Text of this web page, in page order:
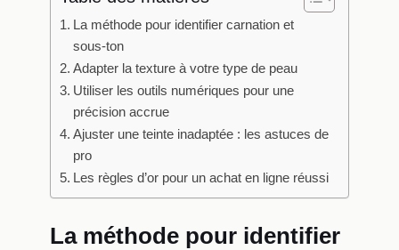
La méthode pour identifier carnation et
sous-ton
Adapter la texture à votre type de peau
Utiliser les outils numériques pour une
précision accrue
Ajuster une teinte inadaptée : les astuces de
pro
Les règles d’or pour un achat en ligne réussi
La méthode pour identifier